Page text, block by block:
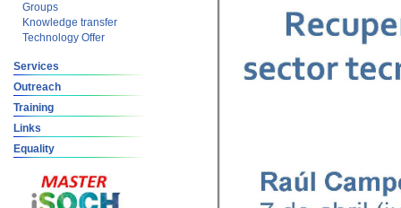
Groups
Knowledge transfer
Technology Offer
Services
Outreach
Training
Links
Equality